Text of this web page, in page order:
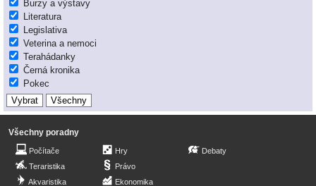
Burzy a výstavy
Literatura
Legislativa
Veterina a nemoci
Terahádanky
Černá kronika
Pokec
Všechny poradny
Počítače
Teraristika
Akvaristika
Hry
Právo
Ekonomika
Debaty